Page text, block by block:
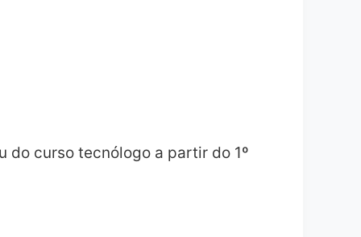
do curso tecnólogo a partir do 1º